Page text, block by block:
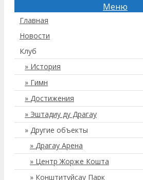
Меню
Главная
Новости
Клуб
История
Гимн
Достижения
Эштадиу ду Драгау
Другие объекты
Драгау Арена
Центр Жорже Кошта
Конштитуйсау Парк